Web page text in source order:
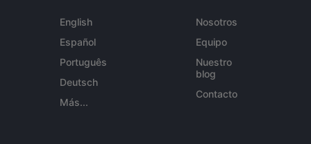
English
Español
Português
Deutsch
Más...
Nosotros
Equipo
Nuestro
blog
Contacto